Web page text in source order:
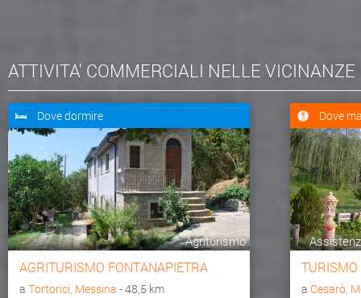
ATTIVITA' COMMERCIALI NELLE VICINANZE
Dove dormire
Agriturismo
AGRITURISMO FONTANAPIETRA
a Tortorici, Messina - 48,5 km
Dove
TURISMO
a Cesarò,